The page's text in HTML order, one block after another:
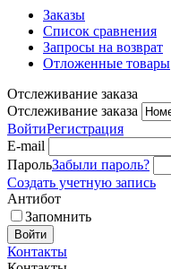
Заказы
Список сравнения
Запросы на возврат
Отложенные товары
Отслеживание заказа
Отслеживание заказа
ВойтиРегистрация
E-mail
ПарольЗабыли пароль?
Создать учетную запись
Антибот
Запомнить
Войти
Контакты